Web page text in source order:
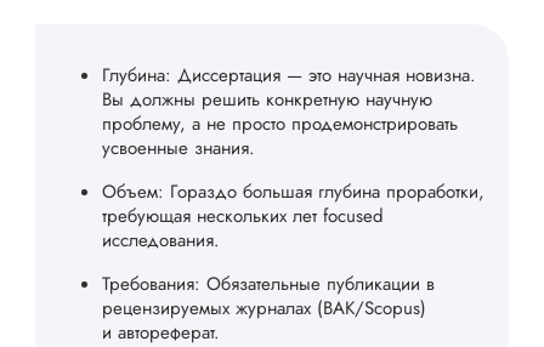
Глубина: Диссертация — это научная новизна.
Вы должны решить конкретную научную
проблему, а не просто продемонстрировать
усвоенные знания.
Объем: Гораздо большая глубина проработки,
требующая нескольких лет focused
исследования.
Требования: Обязательные публикации в
рецензируемых журналах (ВАК/Scopus)
и автореферат.